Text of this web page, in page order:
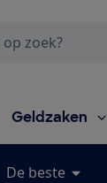
Geldzaken
De beste